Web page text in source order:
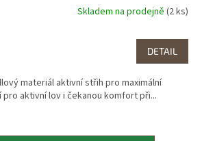
Skladem na prodejně (2 ks)
DETAIL
materiál aktivní střih pro maximální
aktivní lov i čekanou komfort při...